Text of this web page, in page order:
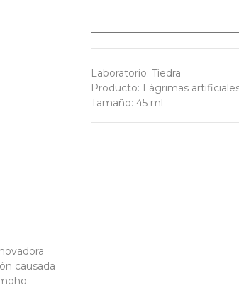
causada
Laboratorio: Tiedra
Producto: Lágrimas
Tamaño: 45 ml